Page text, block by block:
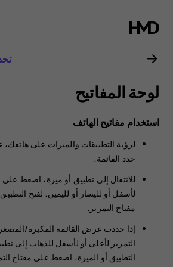
دليل
مستخدم
Nokia
105
4G
لوحة المفاتيح
استخدام مفاتيح الهاتف
لرؤية التطبيقات والميزات على
حدد القائمة.
للانتقال إلى تطبيق أو ميزة، اضغط على
لأسفل أو لليسار أو لليمين. لفتح
مفتاح التمرير.
إذا حددت عرض القائمة المكبرة/
التمرير لأعلى أو لأسفل للذهاب إلى
التطبيق أو الميزة، اضغط على مفتاح